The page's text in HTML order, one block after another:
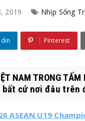
2019 Nhịp Sống
Pinterest
NAM TRONG
bất cứ nơi đâu trên
ASEAN U19